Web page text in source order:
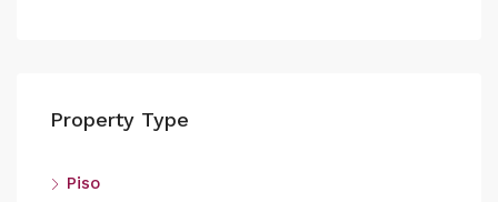
Property Type
Piso